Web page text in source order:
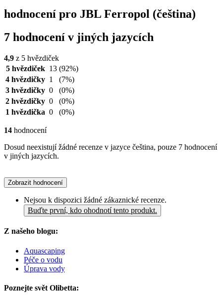
hodnocení pro JBL Ferropol (čeština)
7 hodnocení v jiných jazycích
4,9 z 5 hvězdiček
5 hvězdiček 13 (92%)
4 hvězdičky 1
(7%)
3 hvězdičky 0
(0%)
2 hvězdičky 0
(0%)
1 hvězdička 0 (0%)
14 hodnocení
Dosud neexistují žádné recenze v jazyce čeština, pouze 7 hodnocení
v jiných jazycích.
Zobrazit hodnocení
Nejsou k dispozici žádné zákaznické recenze.
Buďte první, kdo ohodnotí tento produkt.
Z našeho blogu:
Aquascaping
Péče o vodu
Úprava vody
Poznejte svět Olibetta: